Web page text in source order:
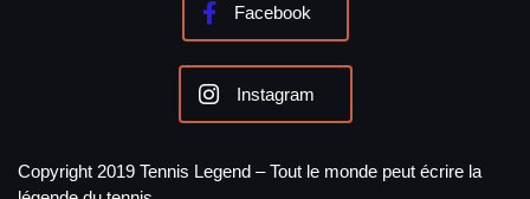
Facebook
Instagram
Copyright 2019 Tennis Legend – Tout le monde peut écrire la